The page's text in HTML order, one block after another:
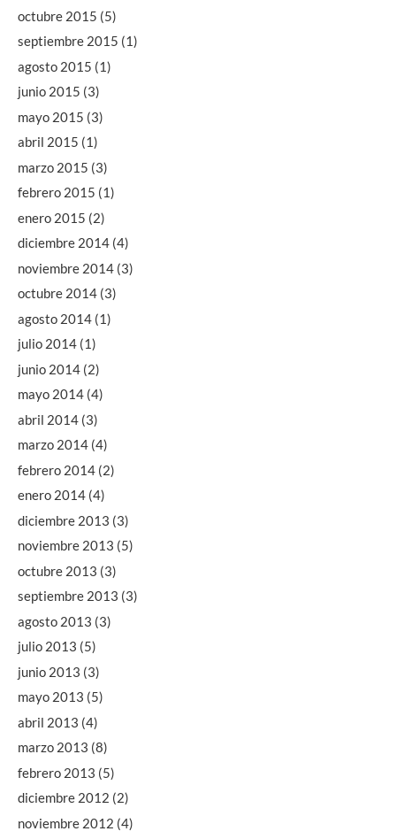
octubre 2015 (5)
septiembre 2015 (1)
agosto 2015 (1)
junio 2015 (3)
mayo 2015 (3)
abril 2015 (1)
marzo 2015 (3)
febrero 2015 (1)
enero 2015 (2)
diciembre 2014 (4)
noviembre 2014 (3)
octubre 2014 (3)
agosto 2014 (1)
julio 2014 (1)
junio 2014 (2)
mayo 2014 (4)
abril 2014 (3)
marzo 2014 (4)
febrero 2014 (2)
enero 2014 (4)
diciembre 2013 (3)
noviembre 2013 (5)
octubre 2013 (3)
septiembre 2013 (3)
agosto 2013 (3)
julio 2013 (5)
junio 2013 (3)
mayo 2013 (5)
abril 2013 (4)
marzo 2013 (8)
febrero 2013 (5)
diciembre 2012 (2)
noviembre 2012 (4)